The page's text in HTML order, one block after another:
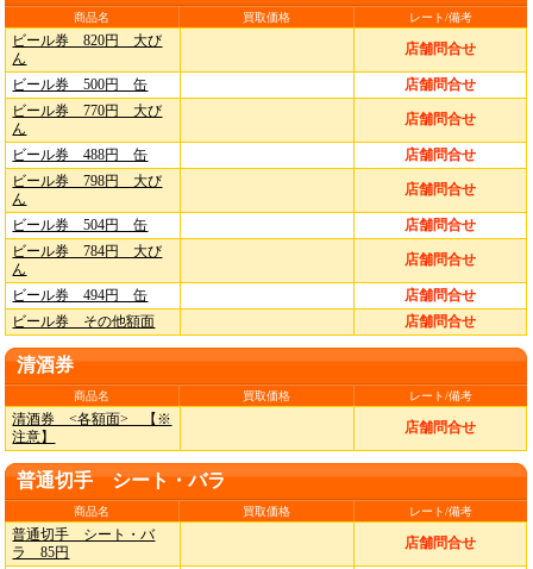
商品名 買取価格 レート/備考
ビール券 820円 大び
ん
店舗問合せ
ビール券 500円 缶
店舗問合せ
ビール券 770円 大び
ん
店舗問合せ
ビール券 488円 缶
店舗問合せ
ビール券 798円 大び
ん
店舗問合せ
ビール券 504円 缶
店舗問合せ
ビール券 784円 大び
ん
店舗問合せ
ビール券 494円 缶
店舗問合せ
ビール券 その他額面
店舗問合せ
清酒券
商品名 買取価格 レート/備考
清酒券 <各額面> 【※
注意】
店舗問合せ
普通切手 シート・バラ
商品名 買取価格 レート/備考
普通切手 シート・バ
ラ 85円
店舗問合せ